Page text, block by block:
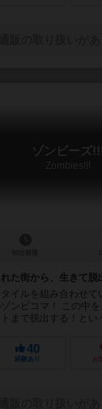
ゾンビーズ!!!
Zombies!!!
た街から、生きて
イルを組み合わせて
ンビコマ！ この中
まで脱出する！とい
40
経験あり お